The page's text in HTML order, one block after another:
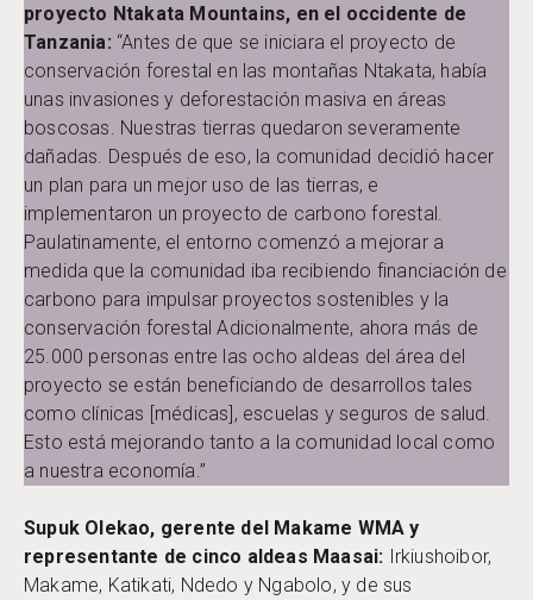
proyecto Ntakata Mountains, en el occidente de
Tanzania: “Antes de que se iniciara el proyecto de
conservación forestal en las montañas Ntakata, había
unas invasiones y deforestación masiva en áreas
boscosas. Nuestras tierras quedaron severamente
dañadas. Después de eso, la comunidad decidió hacer
un plan para un mejor uso de las tierras, e
implementaron un proyecto de carbono forestal.
Paulatinamente, el entorno comenzó a mejorar a
medida que la comunidad iba recibiendo financiación de
carbono para impulsar proyectos sostenibles y la
conservación forestal Adicionalmente, ahora más de
25.000 personas entre las ocho aldeas del área del
proyecto se están beneficiando de desarrollos tales
como clínicas [médicas], escuelas y seguros de salud.
Esto está mejorando tanto a la comunidad local como
a nuestra economía.”
Supuk Olekao, gerente del Makame WMA y
representante de cinco aldeas Maasai: Irkiushoibor,
Makame, Katikati, Ndedo y Ngabolo, y de sus